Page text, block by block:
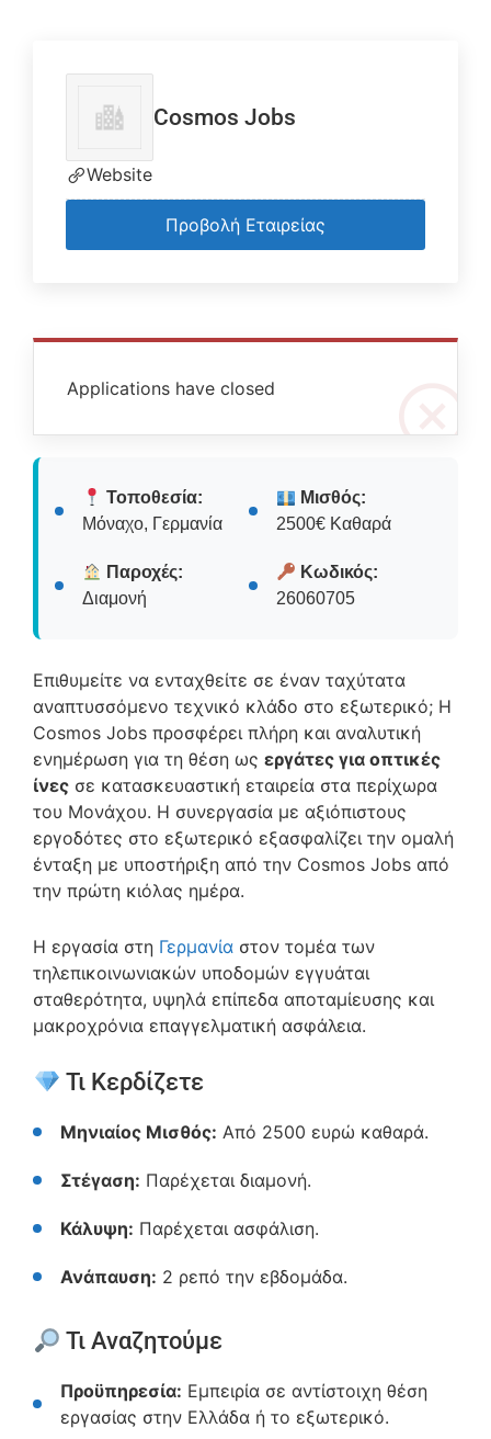
Applications have closed
Τοποθεσία:
Μόναχο, Γερμανία
Μισθός:
2500€ Καθαρά
Παροχές:
Διαμονή
Κωδικός:
26060705
Επιθυμείτε να ενταχθείτε σε έναν ταχύτατα
αναπτυσσόμενο τεχνικό κλάδο στο εξωτερικό; Η
Cosmos Jobs προσφέρει πλήρη και αναλυτική
ενημέρωση για τη θέση ως εργάτες για οπτικές
ίνες σε κατασκευαστική εταιρεία στα περίχωρα
του Μονάχου. Η συνεργασία με αξιόπιστους
εργοδότες στο εξωτερικό εξασφαλίζει την ομαλή
ένταξη με υποστήριξη από την Cosmos Jobs από
την πρώτη κιόλας ημέρα.
Η εργασία στη Γερμανία στον τομέα των
τηλεπικοινωνιακών υποδομών εγγυάται
σταθερότητα, υψηλά επίπεδα αποταμίευσης και
μακροχρόνια επαγγελματική ασφάλεια.
Τι Κερδίζετε
Μηνιαίος Μισθός: Από 2500 ευρώ καθαρά.
Στέγαση: Παρέχεται διαμονή.
Κάλυψη: Παρέχεται ασφάλιση.
Ανάπαυση: 2 ρεπό την εβδομάδα.
Τι Αναζητούμε
Προϋπηρεσία: Εμπειρία σε αντίστοιχη θέση
εργασίας στην Ελλάδα ή το εξωτερικό.
Cosmos Jobs
Website
Προβολή Εταιρείας